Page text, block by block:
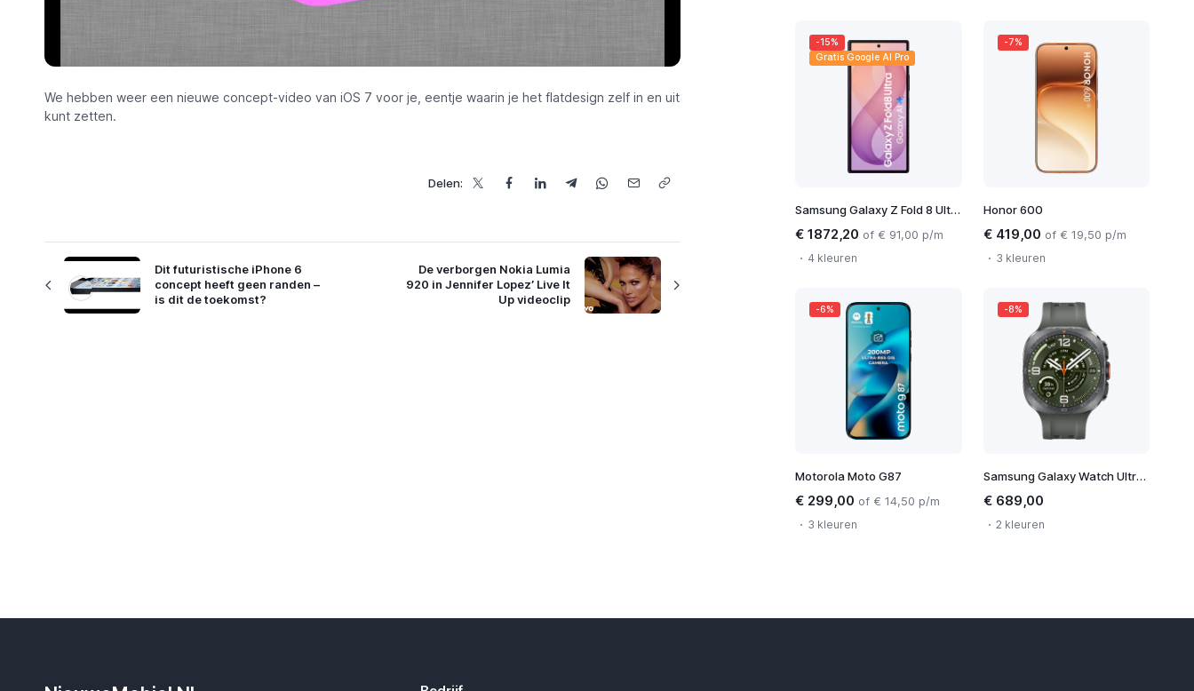
We hebben weer een nieuwe concept-video van iOS 7 voor je, eentje waarin je het flatdesign zelf in en uit
kunt zetten.
Delen:
Dit futuristische iPhone 6
concept heeft geen randen –
is dit de toekomst?
De verborgen Nokia Lumia
920 in Jennifer Lopez’ Live It
Up videoclip
-15%
Gratis Google AI Pro
Samsung Galaxy Z Fold 8 Ultra
€ 1872,20 of € 91,00 p/m
4 kleuren
-7%
Honor 600
€ 419,00 of € 19,50 p/m
3 kleuren
-6%
Motorola Moto G87
€ 299,00 of € 14,50 p/m
3 kleuren
-8%
Samsung Galaxy Watch Ultra 2
€ 689,00
2 kleuren